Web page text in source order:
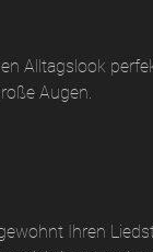
Alltagslook
Augen.
Ihren